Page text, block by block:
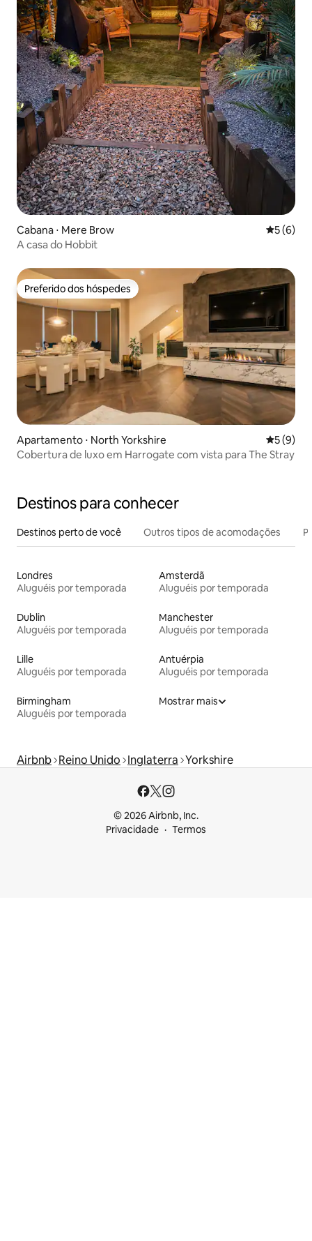
Cabana ⋅ Mere Brow 5 de
5 (6)
A casa do Hobbit
Preferido dos hóspedes
Preferido dos hóspedes
Apartamento ⋅ North Yorkshire 5 de
5 (9)
Cobertura de luxo em Harrogate com vista para The Stray
Destinos para conhecer
Destinos perto de você Outros tipos de acomodações
Londres
Aluguéis por temporada
Amsterdã
Aluguéis por temporada
Dublin
Aluguéis por temporada
Manchester
Aluguéis por temporada
Lille
Aluguéis por temporada
Antuérpia
Aluguéis por temporada
Birmingham
Aluguéis por temporada
Mostrar mais
Airbnb Reino Unido Inglaterra Yorkshire
© 2026 Airbnb, Inc.
Privacidade
Termos